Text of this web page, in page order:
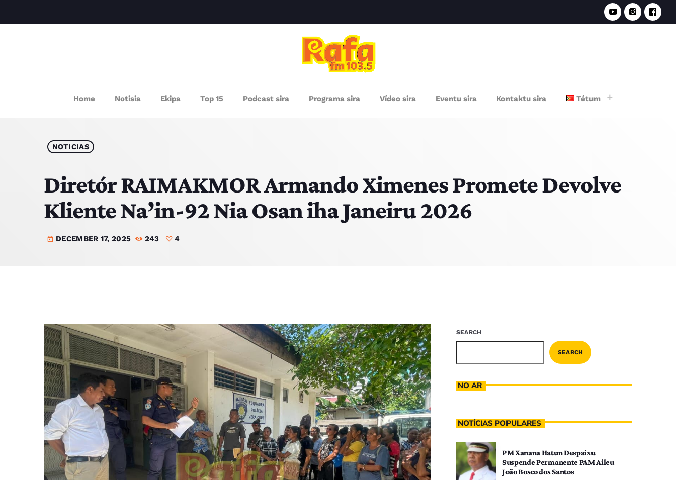
Home Notisia Ekipa Top 15 Podcast sira Programa sira Vídeo sira Eventu sira Kontaktu sira Tétum
NOTICIAS
Diretór RAIMAKMOR Armando Ximenes Promete Devolve
Kliente Na’in-92 Nia Osan iha Janeiru 2026
today DECEMBER 17, 2025 243 4
SEARCH
SEARCH
NO AR
NOTÍCIAS POPULARES
PM Xanana Hatun Despaixu
Suspende Permanente PAM Aileu
João Bosco dos Santos